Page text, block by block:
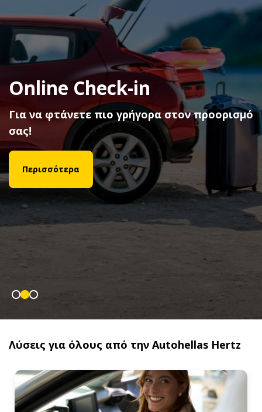
Fly & Drive με Aegean και
Olympic Air
Με κάθε ενοικίαση κερδίστε Miles+Bonus
μίλια εξαργύρωσης!
Λύσεις για όλους από την Autohellas Hertz